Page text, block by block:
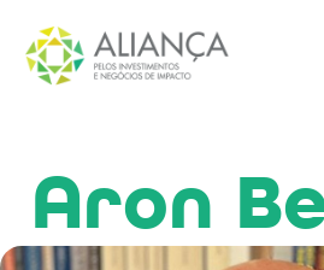
Aron